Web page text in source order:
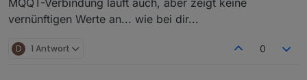
worden? In IoBroker werden nur bei wenigen Objekten
nutzbare Werte angezeigt. Bei den anderen Objekten
für die Werte kurze "Skripte" aber keine Werte
emblitz
MQQT-Verbindung läuft auch, aber zeigt keine
vernünftigen Werte an... wie bei dir...
D 1 Antwort 0